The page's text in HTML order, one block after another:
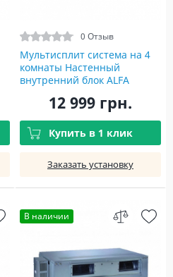
0 Отзыв
Мультисплит система на 4
комнаты Настенный
внутренний блок ALFA
S12FTXE-NG(I)
12 999 грн.
Купить в 1 клик
Заказать установку
В наличии